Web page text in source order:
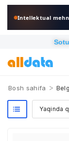
Intellektual
Bosh sahifa >